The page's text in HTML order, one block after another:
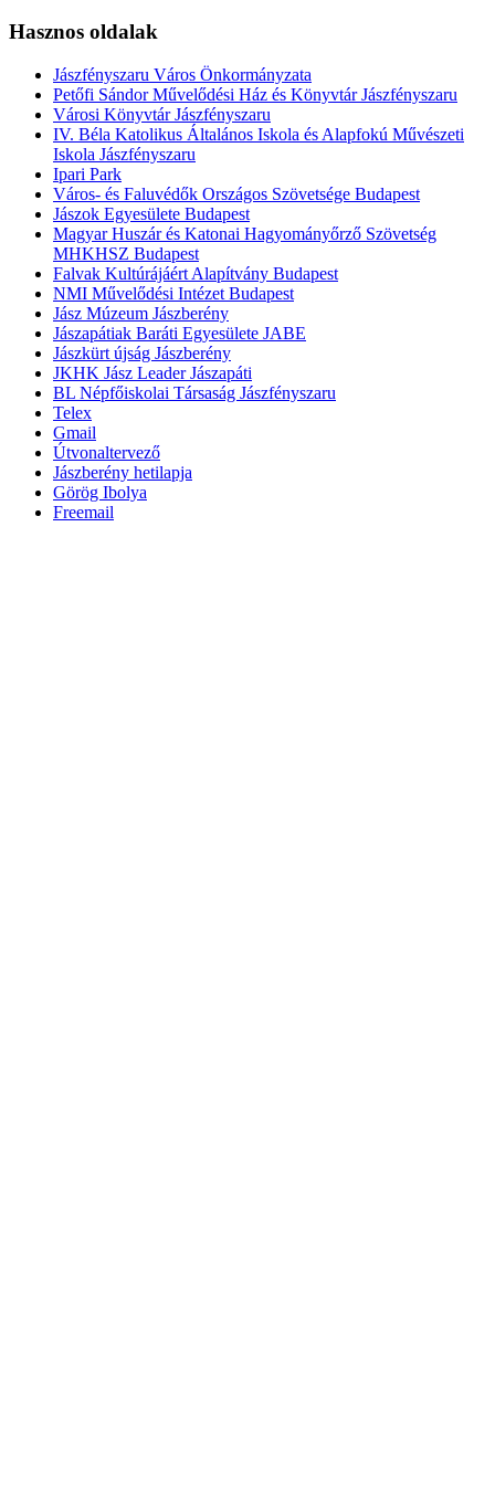
Hasznos oldalak
Jászfényszaru Város Önkormányzata
Petőfi Sándor Művelődési Ház és Könyvtár Jászfényszaru
Városi Könyvtár Jászfényszaru
IV. Béla Katolikus Általános Iskola és Alapfokú Művészeti
Iskola Jászfényszaru
Ipari Park
Város- és Faluvédők Országos Szövetsége Budapest
Jászok Egyesülete Budapest
Magyar Huszár és Katonai Hagyományőrző Szövetség
MHKHSZ Budapest
Falvak Kultúrájáért Alapítvány Budapest
NMI Művelődési Intézet Budapest
Jász Múzeum Jászberény
Jászapátiak Baráti Egyesülete JABE
Jászkürt újság Jászberény
JKHK Jász Leader Jászapáti
BL Népfőiskolai Társaság Jászfényszaru
Telex
Gmail
Útvonaltervező
Jászberény hetilapja
Görög Ibolya
Freemail